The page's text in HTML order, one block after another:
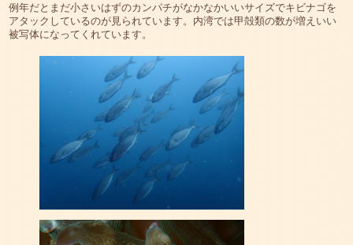
例年だとまだ小さいはずのカンパチがなかなかいいサイズでキビナゴを
アタックしているのが見られています。内湾では甲殻類の数が増えいい
被写体になってくれています。